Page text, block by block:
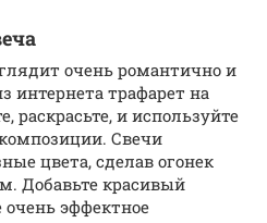
очень романтично и
интернета трафарет на
раскрасьте, и используйте
Свечи
цвета, сделав огонек
Добавьте красивый
очень эффектное